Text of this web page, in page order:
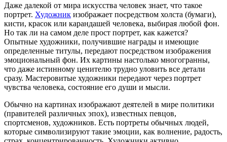
Даже далекой от мира искусства человек знает, что такое
портрет. Художник изображает посредством холста (бумаги),
кисти, красок или карандашей человека, выбирая любой фон.
Но так ли на самом деле прост портрет, как кажется?
Опытные художники, получившие награды и имеющие
определенные титулы, передают посредством изображения
эмоциональный фон. Их картины настолько многогранны,
что даже истинному ценителю трудно уловить все детали
сразу. Мастеровитые художники передают через портрет
чувства человека, состояние его души и мысли.
Обычно на картинах изображают деятелей в мире политики
(правителей различных эпох), известных певцов,
спортсменов, художников. Есть портреты обычных людей,
которые символизируют такие эмоции, как волнение, радость,